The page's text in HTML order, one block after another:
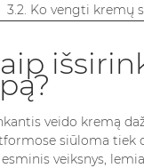
3.2. Ko vengti kremų
4.1. Sezoniniai pokyčiai
4.2. Amžiaus veiksnys
4.3. Gyvenimo būdo
Tekstūra, kvapas ir
5.1. Skirtingos
5.2. Kvapo reikšmė
veido kremą
siūloma tiek
veiksnys,